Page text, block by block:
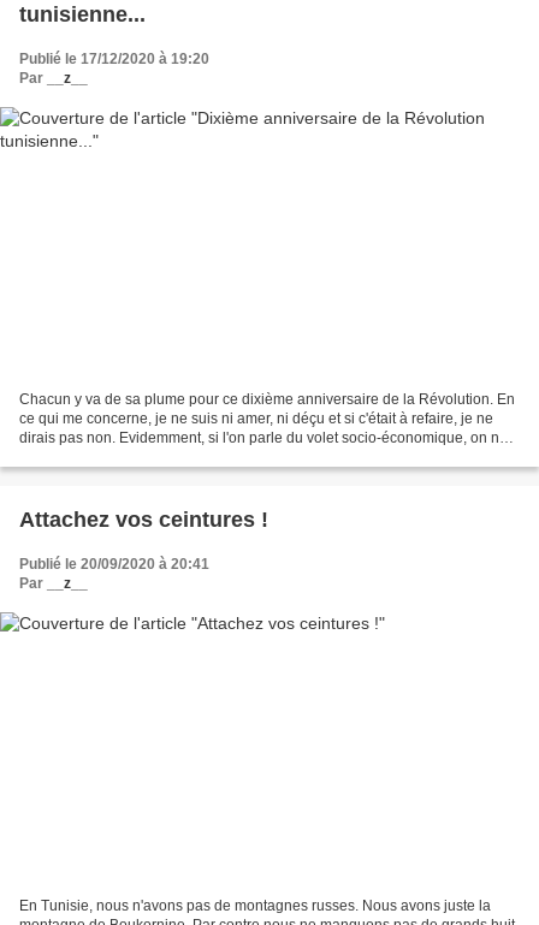
tunisienne...
Publié le 17/12/2020 à 19:20
Par
__z__
Chacun y va de sa plume pour ce dixième anniversaire de la Révolution. En
ce qui me concerne, je ne suis ni amer, ni déçu et si c'était à refaire, je ne
dirais pas non. Evidemment, si l'on parle du volet socio-économique, on ne
Attachez vos ceintures !
Publié le 20/09/2020 à 20:41
Par
__z__
En Tunisie, nous n'avons pas de montagnes russes. Nous avons juste la